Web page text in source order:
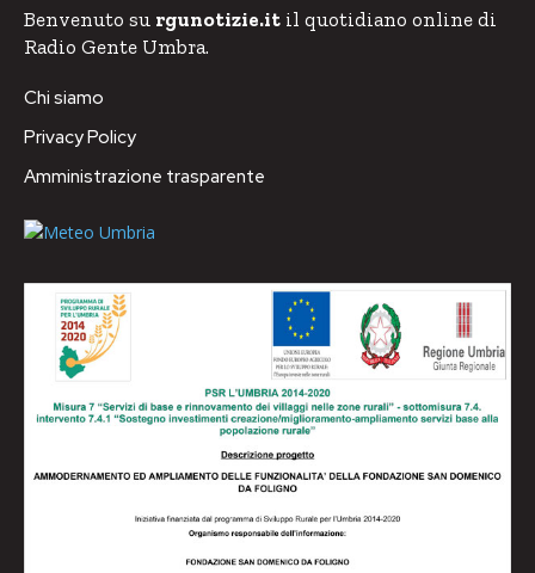
Benvenuto su rgunotizie.it il quotidiano online di
Radio Gente Umbra.
Chi siamo
Privacy Policy
Amministrazione trasparente